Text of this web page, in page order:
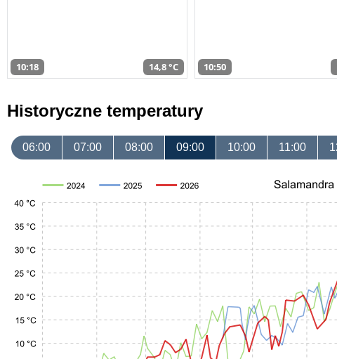
10:18 14,8 °C 10:50
Historyczne temperatury
06:00 07:00 08:00 09:00 10:00 11:00